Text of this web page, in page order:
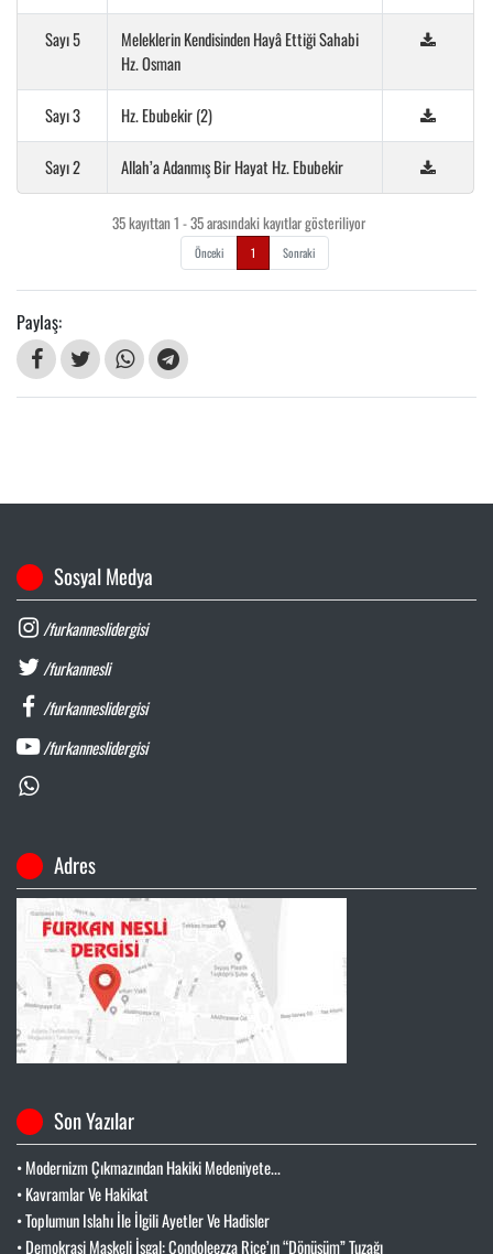
Sayı 5
Meleklerin Kendisinden Hayâ Ettiği Sahabi
Hz. Osman
Sayı 3 Hz. Ebubekir (2)
Sayı 2 Allah’a Adanmış Bir Hayat Hz. Ebubekir
35 kayıttan 1 - 35 arasındaki kayıtlar gösteriliyor
Önceki 1 Sonraki
Paylaş:
Sosyal Medya
/furkanneslidergisi
/furkannesli
/furkanneslidergisi
/furkanneslidergisi
Adres
Son Yazılar
• Modernizm Çıkmazından Hakiki Medeniyete...
• Kavramlar Ve Hakikat
• Toplumun Islahı İle İlgili Ayetler Ve Hadisler
• Demokrasi Maskeli İşgal: Condoleezza Rice’ın “Dönüşüm” Tuzağı